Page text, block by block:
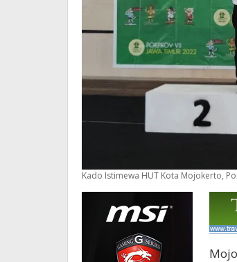
Kado Istimewa HUT Kota Mojokerto,